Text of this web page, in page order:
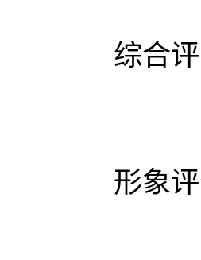
综合
形象